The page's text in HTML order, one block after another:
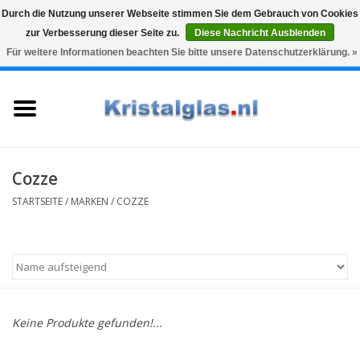
Snelle levering
Graveren
0 Artikel - €0,00
Karaffen
Geschenke
Cozze
STARTSEITE/ MARKEN / COZZE
Keine Produkte gefunden!...
Durch die Nutzung unserer Webseite stimmen Sie dem Gebrauch von Cookies
zur Verbesserung dieser Seite zu.
Diese Nachricht Ausblenden
Für weitere Informationen beachten Sie bitte unsere Datenschutzerklärung. »